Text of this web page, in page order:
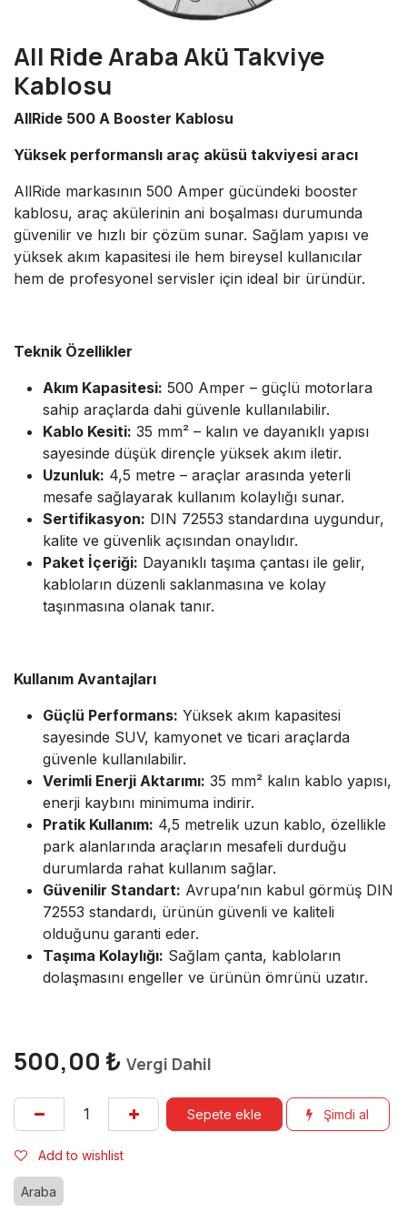
All Ride Araba Akü Takviye
Kablosu
AllRide 500 A Booster Kablosu
Yüksek performanslı araç aküsü takviyesi aracı
AllRide markasının 500 Amper gücündeki booster
kablosu, araç akülerinin ani boşalması durumunda
güvenilir ve hızlı bir çözüm sunar. Sağlam yapısı ve
yüksek akım kapasitesi ile hem bireysel kullanıcılar
hem de profesyonel servisler için ideal bir üründür.
Teknik Özellikler
Akım Kapasitesi: 500 Amper – güçlü motorlara
sahip araçlarda dahi güvenle kullanılabilir.
Kablo Kesiti: 35 mm² – kalın ve dayanıklı yapısı
sayesinde düşük dirençle yüksek akım iletir.
Uzunluk: 4,5 metre – araçlar arasında yeterli
mesafe sağlayarak kullanım kolaylığı sunar.
Sertifikasyon: DIN 72553 standardına uygundur,
kalite ve güvenlik açısından onaylıdır.
Paket İçeriği: Dayanıklı taşıma çantası ile gelir,
kabloların düzenli saklanmasına ve kolay
taşınmasına olanak tanır.
Kullanım Avantajları
Güçlü Performans: Yüksek akım kapasitesi
sayesinde SUV, kamyonet ve ticari araçlarda
güvenle kullanılabilir.
Verimli Enerji Aktarımı: 35 mm² kalın kablo yapısı,
enerji kaybını minimuma indirir.
Pratik Kullanım: 4,5 metrelik uzun kablo, özellikle
park alanlarında araçların mesafeli durduğu
durumlarda rahat kullanım sağlar.
Güvenilir Standart: Avrupa’nın kabul görmüş DIN
72553 standardı, ürünün güvenli ve kaliteli
olduğunu garanti eder.
Taşıma Kolaylığı: Sağlam çanta, kabloların
dolaşmasını engeller ve ürünün ömrünü uzatır.
500,00 ₺ Vergi Dahil
Sepete ekle Şimdi al
Add to wishlist
Araba